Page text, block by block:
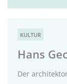
KULTUR
Hans
Der